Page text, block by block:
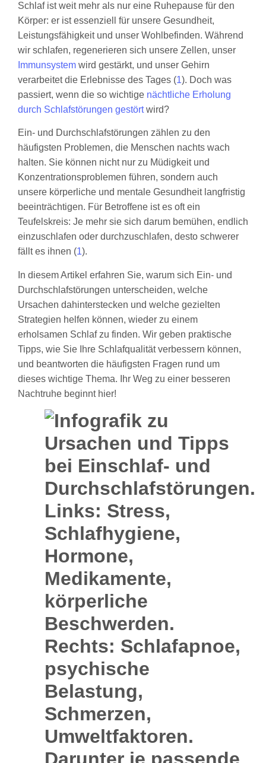
Schlaf ist weit mehr als nur eine Ruhepause für den
Körper: er ist essenziell für unsere Gesundheit,
Leistungsfähigkeit und unser Wohlbefinden. Während
wir schlafen, regenerieren sich unsere Zellen, unser
Immunsystem wird gestärkt, und unser Gehirn
verarbeitet die Erlebnisse des Tages (1). Doch was
passiert, wenn die so wichtige nächtliche Erholung
durch Schlafstörungen gestörtwird?
Ein- und Durchschlafstörungen zählen zu den
häufigsten Problemen, die Menschen nachts wach
halten. Sie können nicht nur zu Müdigkeit und
Konzentrationsproblemen führen, sondern auch
unsere körperliche und mentale Gesundheit langfristig
beeinträchtigen. Für Betroffene ist es oft ein
Teufelskreis: Je mehr sie sich darum bemühen, endlich
einzuschlafen oder durchzuschlafen, desto schwerer
fällt es ihnen (1).
In diesem Artikel erfahren Sie, warum sich Ein- und
Durchschlafstörungen unterscheiden, welche
Ursachen dahinterstecken und welche gezielten
Strategien helfen können, wieder zu einem
erholsamen Schlaf zu finden. Wir geben praktische
Tipps, wie Sie Ihre Schlafqualität verbessern können,
und beantworten die häufigsten Fragen rund um
dieses wichtige Thema. Ihr Weg zu einer besseren
Nachtruhe beginnt hier!